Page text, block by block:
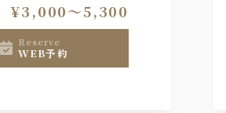
トを承ります。
予約は備考欄に記載お
¥3,000〜5,300
reserve
WEB予約